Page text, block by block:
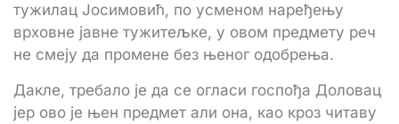
тужилац Јосимовић, по усменом наређењу
врховне јавне тужитељке, у овом предмету реч
не смеју да промене без њеног одобрења.
Дакле, требало је да се огласи госпођа Доловац
јер ово је њен предмет али она, као кроз читаву